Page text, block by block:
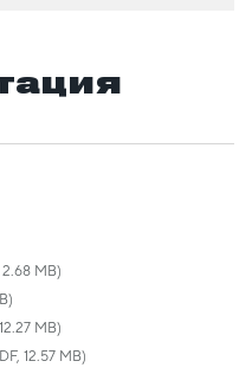
2.68 MB)
MB)
12.57 MB)